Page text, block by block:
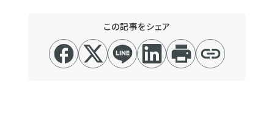
この記事をシェア